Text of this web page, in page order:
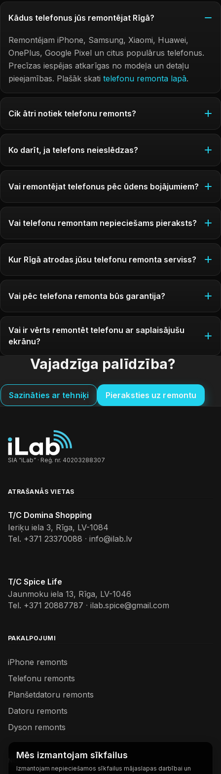
Kādus telefonus jūs remontējat Rīgā?
Remontējam iPhone, Samsung, Xiaomi, Huawei,
OnePlus, Google Pixel un citus populārus telefonus.
Precīzas iespējas atkarīgas no modeļa un detaļu
pieejamības. Plašāk skati telefonu remonta lapā.
Cik ātri notiek telefonu remonts?
Ko darīt, ja telefons neieslēdzas?
Vai remontējat telefonus pēc ūdens bojājumiem?
Vai telefonu remontam nepieciešams pieraksts?
Kur Rīgā atrodas jūsu telefonu remonta serviss?
Vai pēc telefona remonta būs garantija?
Vai ir vērts remontēt telefonu ar saplaisājušu
ekrānu?
Vajadzīga palīdzība?
Sazināties ar tehniķi Pieraksties uz remontu
SIA “iLab” · Reģ. nr. 40203288307
ATRAŠANĀS VIETAS
T/C Domina Shopping
Ieriķu iela 3, Rīga, LV-1084
Tel. +371 23370088 · info@ilab.lv
T/C Spice Life
Jaunmoku iela 13, Rīga, LV-1046
Tel. +371 20887787 · ilab.spice@gmail.com
PAKALPOJUMI
iPhone remonts
Telefonu remonts
Planšetdatoru remonts
Datoru remonts
Dyson remonts
NODERĪGAS SAITES
Mēs izmantojam sīkfailus
Izmantojam nepieciešamos sīkfailus mājaslapas darbībai un